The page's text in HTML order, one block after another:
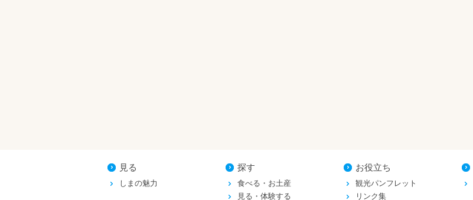
見る
しまの魅力
探す
食べる・お土産
見る・体験する
お役立ち
観光パンフレット
リンク集